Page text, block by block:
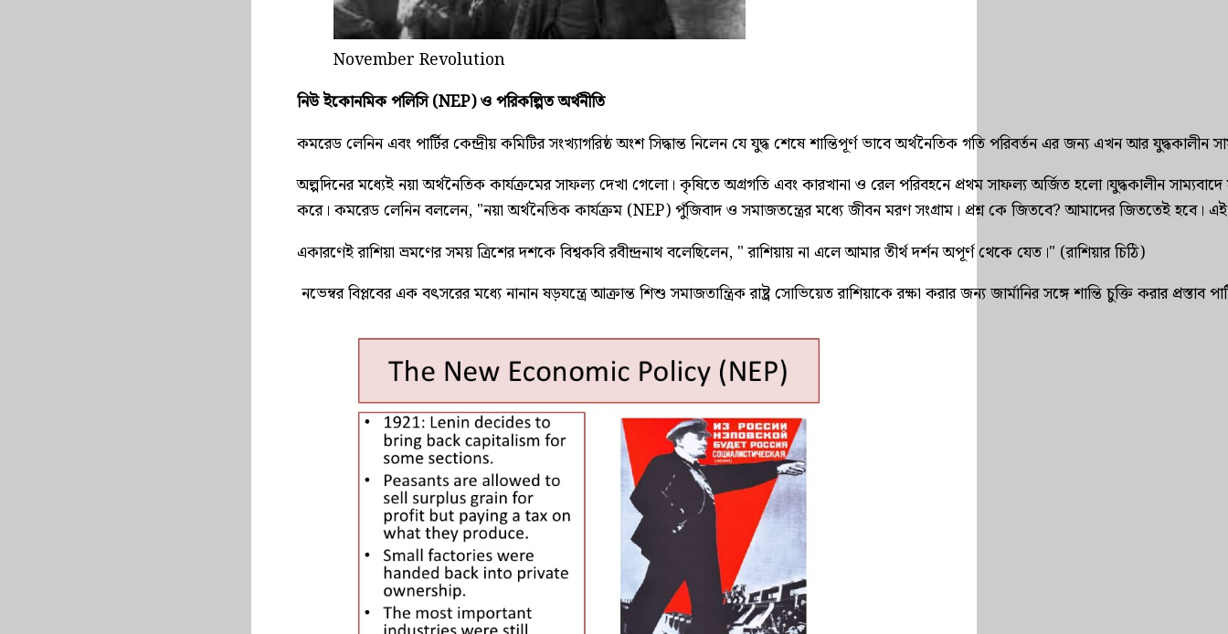
November Revolution
নিউ ইকোনমিক পলিসি (NEP) ও পরিকল্পিত অর্থনীতি
কমরেড লেনিন এবং পার্টির কেন্দ্রীয় কমিটির সংখ্যাগরিষ্ঠ অংশ সিদ্ধান্ত নিলেন যে যুদ্ধ শেষে শান্তিপূর্ণ ভাবে অর্থনৈতিক গতি পরিবর্তন এর জন্য এখন আর
অল্পদিনের মধ্যেই নয়া অর্থনৈতিক কার্যক্রমের সাফল্য দেখা গেলো। কৃষিতে অগ্রগতি এবং কারখানা ও রেল পরিবহনে প্রথম সাফল্য অর্জিত হলো।যুদ্ধকালীন
করে। কমরেড লেনিন বললেন, "নয়া অর্থনৈতিক কার্যক্রম (NEP) পুঁজিবাদ ও সমাজতন্ত্রের মধ্যে জীবন মরণ সংগ্রাম। প্রশ্ন কে জিতবে? আমাদের জিততেই হবে।
একারণেই রাশিয়া ভ্রমণের সময় ত্রিশের দশকে বিশ্বকবি রবীন্দ্রনাথ বলেছিলেন, " রাশিয়ায় না এলে আমার তীর্থ দর্শন অপূর্ণ থেকে যেত।" (রাশিয়ার চিঠি)
নভেম্বর বিপ্লবের এক বৎসরের মধ্যে নানান ষড়যন্ত্রে আক্রান্ত শিশু সমাজতান্ত্রিক রাষ্ট্র সোভিয়েত রাশিয়াকে রক্ষা করার জন্য জার্মানির সঙ্গে শান্তি চুক্তি করার